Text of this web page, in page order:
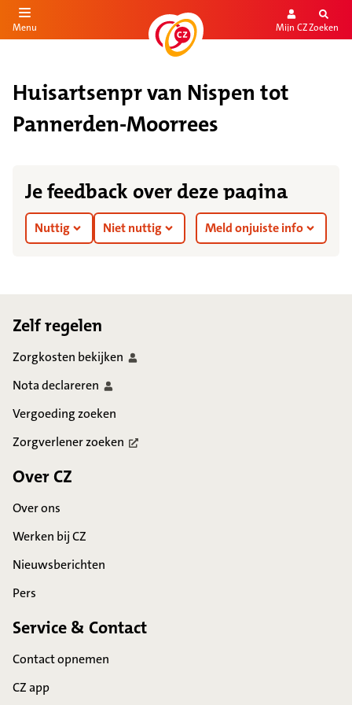
de inhoud
Menu Mijn CZZoeken
Huisartsenpr van Nispen tot
Pannerden-Moorrees
Je feedback over deze pagina
Nuttig Niet nuttig Meld onjuiste info
Zelf regelen
Zorgkosten bekijken
Notadeclareren
Vergoeding zoeken
Zorgverlenerzoeken
Over CZ
Over ons
Werken bij CZ
Nieuwsberichten
Pers
Service & Contact
Contact opnemen
CZ app